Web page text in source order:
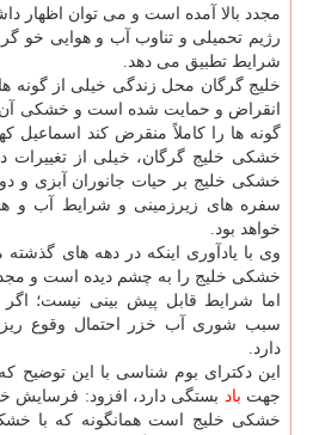
مجدد بالا آمده است و می توان اظهار
رژیم تحمیلی و تناوب آب و هوایی خو
شرایط تطبیق می دهد.
خلیج گرگان محل زندگی خیلی از گونه
انقراض و حمایت شده است و خشکی آن
گونه ها را کاملاً منقرض کند اسماعیل
خشکی خلیج گرگان، خیلی از تغییرات
خشکی خلیج بر حیات جانوران آبزی و
سفره های زیرزمینی و شرایط آب و
خواهد بود.
وی با یادآوری اینکه در دهه های گذشته
خشکی خلیج را به چشم دیده است و
اما شرایط قابل پیش بینی نیست؛
سبب شوری آب خزر احتمال وقوع
دارد.
این دکترای بوم شناسی با این توضیح
جهت باد بستگی دارد، افزود: فرسایش
خشکی خلیج است همانگونه که با